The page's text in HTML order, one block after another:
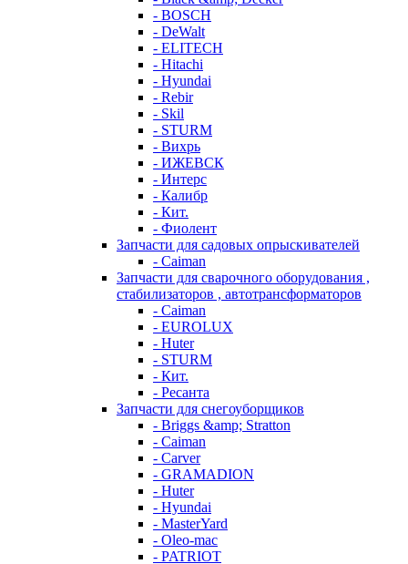
- BOSCH
- DeWalt
- ELITECH
- Hitachi
- Hyundai
- Rebir
- Skil
- STURM
- Вихрь
- ИЖЕВСК
- Интерс
- Калибр
- Кит.
- Фиолент
Запчасти для садовых опрыскивателей
- Caiman
Запчасти для сварочного оборудования ,
стабилизаторов , автотрансформаторов
- Caiman
- EUROLUX
- Huter
- STURM
- Кит.
- Ресанта
Запчасти для снегоуборщиков
- Briggs &amp; Stratton
- Caiman
- Carver
- GRAMADION
- Huter
- Hyundai
- MasterYard
- Oleo-mac
- PATRIOT